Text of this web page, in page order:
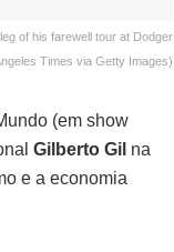
of his farewell tour at Dodger
Times via Getty Images)
(em show
Gilberto Gil na
e a economia